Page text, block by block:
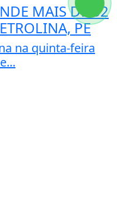
MAIS DE 52
PE
na quinta-feira